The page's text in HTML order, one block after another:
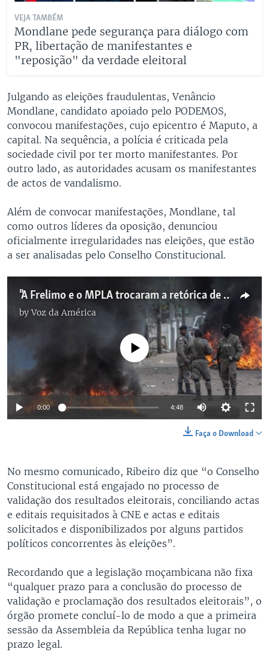
VEJA TAMBÉM
Mondlane pede segurança para diálogo com
PR, libertação de manifestantes e
"reposição" da verdade eleitoral
Julgando as eleições fraudulentas, Venâncio
Mondlane, candidato apoiado pelo PODEMOS,
convocou manifestações, cujo epicentro é Maputo, a
capital. Na sequência, a polícia é criticada pela
sociedade civil por ter morto manifestantes. Por
outro lado, as autoridades acusam os manifestantes
de actos de vandalismo.
Além de convocar manifestações, Mondlane, tal
como outros líderes da oposição, denunciou
oficialmente irregularidades nas eleições, que estão
a ser analisadas pelo Conselho Constitucional.
"A Frelimo e o MPLA trocaram a retórica de guerra por vandalismo"
byVoz da América
No media source currently available
0:00 4:48
Faça o Download
No mesmo comunicado, Ribeiro diz que “o Conselho
Constitucional está engajado no processo de
validação dos resultados eleitorais, conciliando actas
e editais requisitados à CNE e actas e editais
solicitados e disponibilizados por alguns partidos
políticos concorrentes às eleições”.
Recordando que a legislação moçambicana não fixa
“qualquer prazo para a conclusão do processo de
validação e proclamação dos resultados eleitorais”, o
órgão promete concluí-lo de modo a que a primeira
sessão da Assembleia da República tenha lugar no
prazo legal.